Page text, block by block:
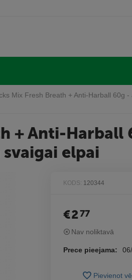
Mix Fresh Breath + Anti-Harball 60g
+ Anti-
elpai
KODS: 120344
€277
Nav noliktavā
Prece pieejama:
Pievienot